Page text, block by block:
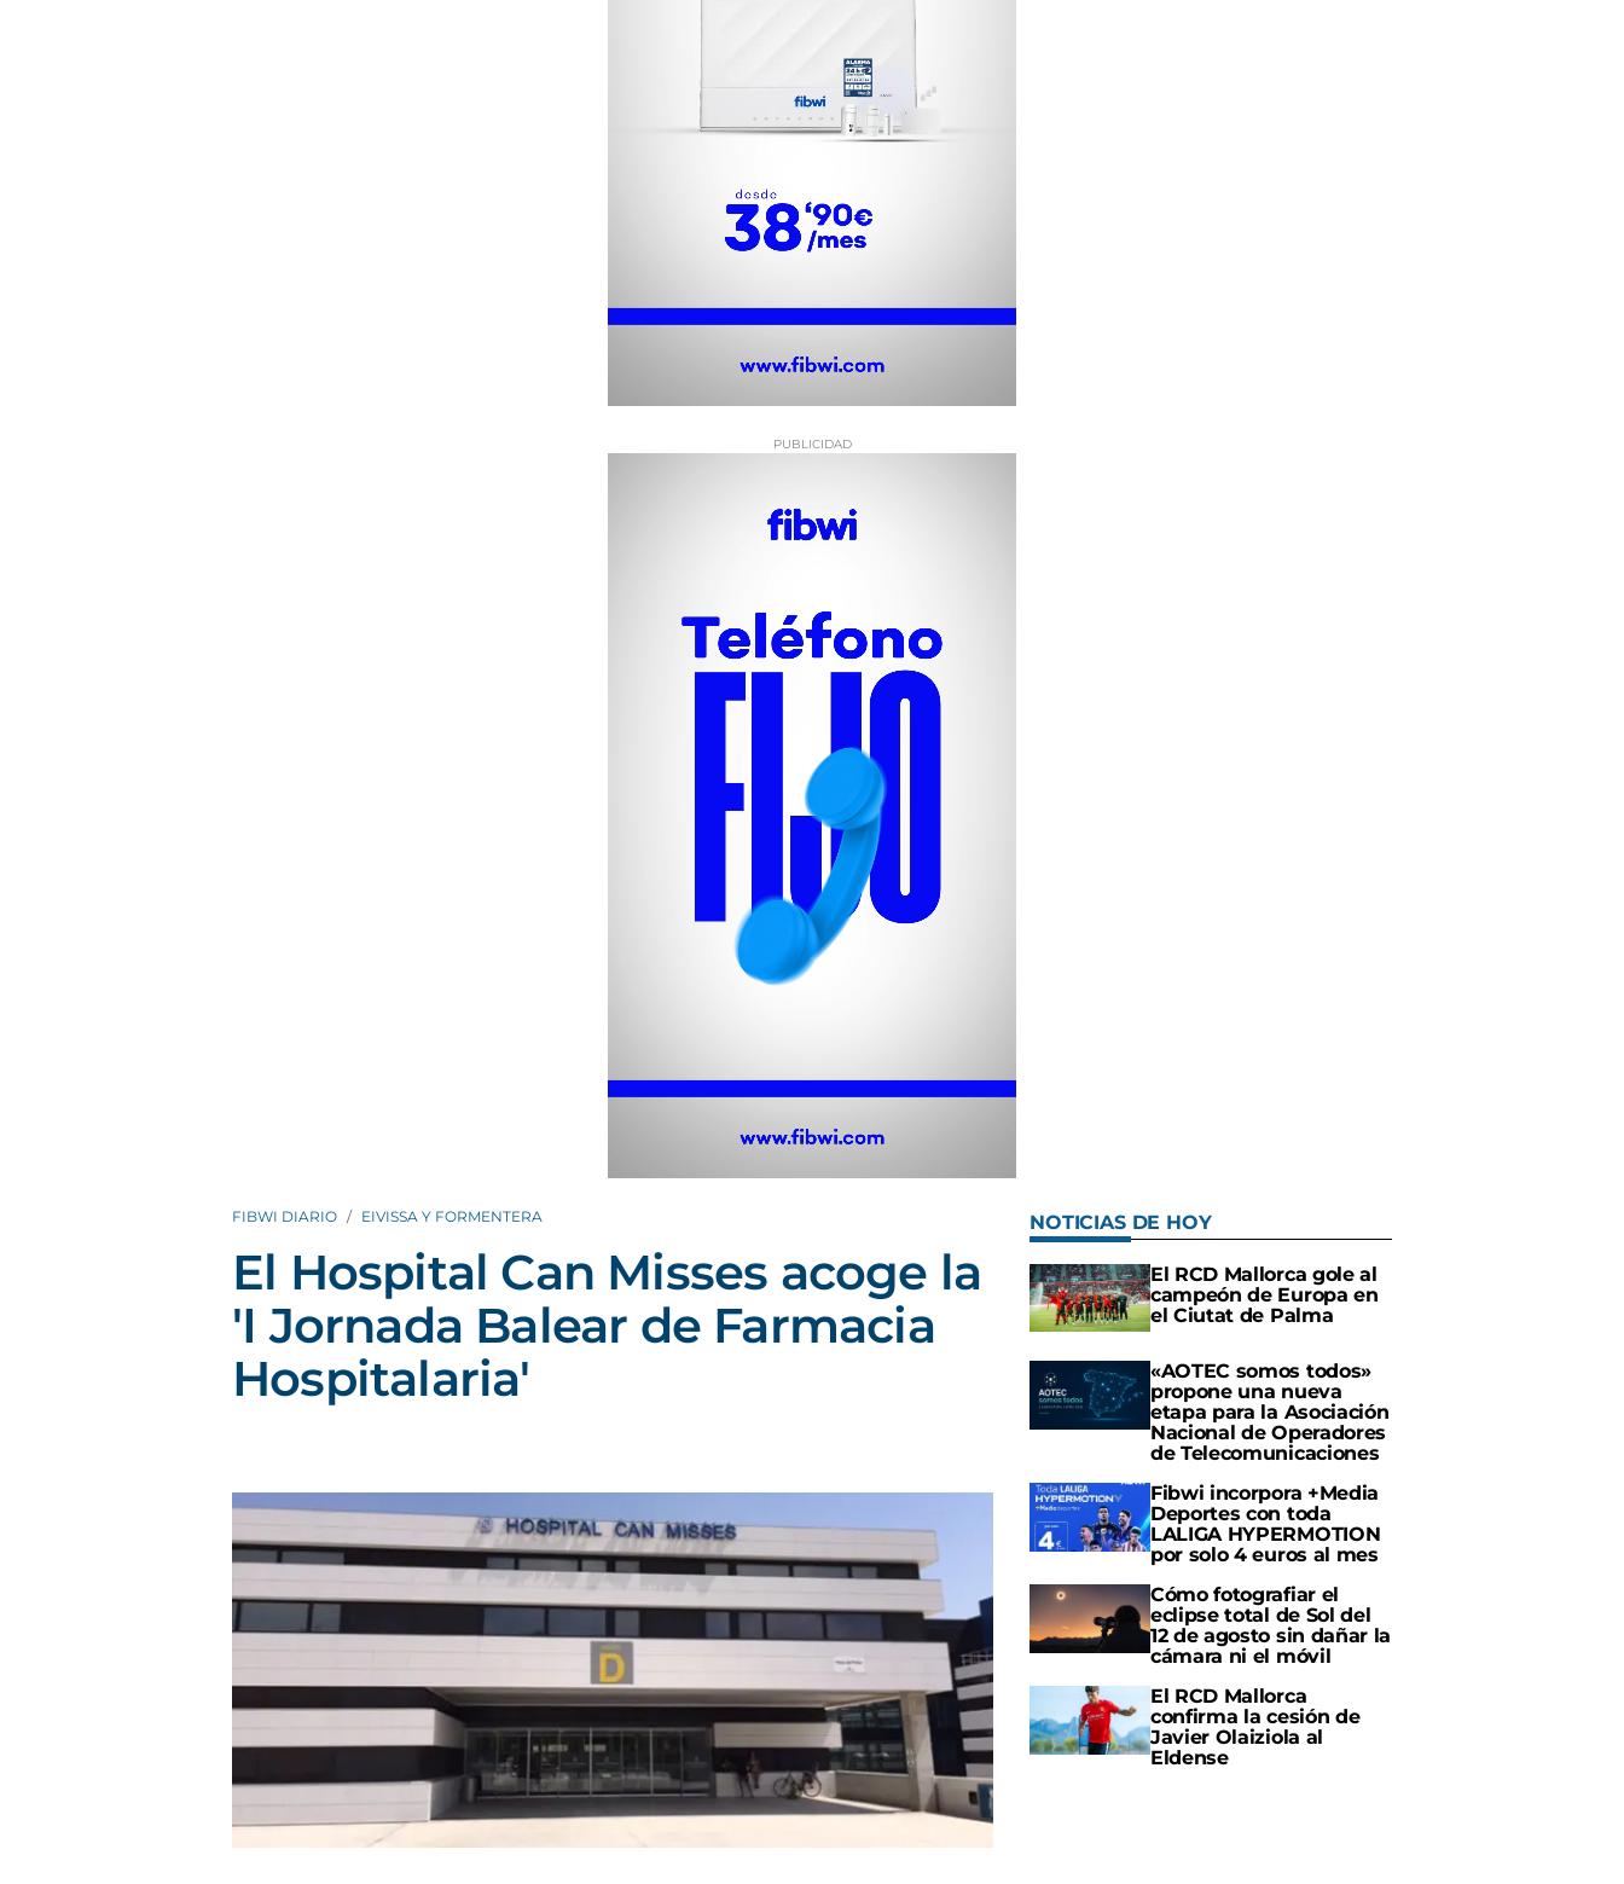
FIBWI DIARIO EIVISSA Y FORMENTERA
El Hospital Can Misses acoge la
'I Jornada Balear de Farmacia
Hospitalaria'
NOTICIAS DE HOY
El RCD Mallorca gole al
campeón de Europa en
el Ciutat de Palma
«AOTEC somos todos»
propone una nueva
etapa para la Asociación
Nacional de Operadores
de Telecomunicaciones
Fibwi incorpora +Media
Deportes con toda
LALIGA HYPERMOTION
por solo 4 euros al mes
Cómo fotografiar el
eclipse total de Sol del
12 de agosto sin dañar la
cámara ni el móvil
El RCD Mallorca
confirma la cesión de
Javier Olaiziola al
Eldense